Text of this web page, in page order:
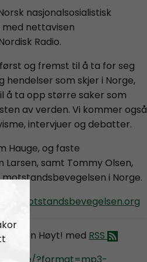
nasjonalsosialistisk
nettavisen
Radio.
og fremst til å ta for seg
hendelser som skjer i Norge,
å ta opp større saker som
av verden. Vi kommer også
intervjuer og debatter.
Hauge, og faste
Larsen, samt Tommy Olsen,
i Norge.
Fanen Høyt! med RSS